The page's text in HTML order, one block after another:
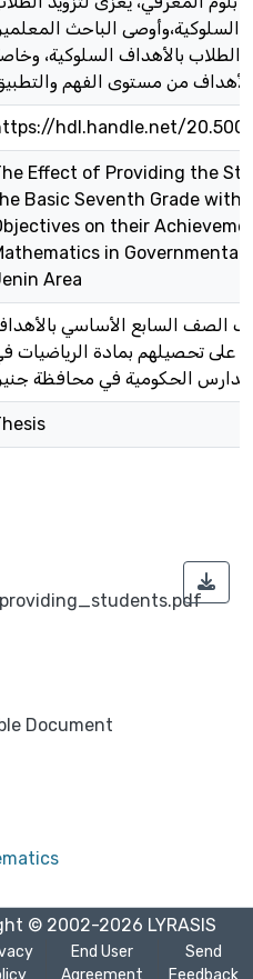
السلوكية،وأوصى الباحث
الطلاب بالأهداف السلوكية،
hdl.handle.net/
Effect of Providing the
Basic Seventh Grade with
on their
in Governmental
Area
الصف السابع الأساسي
على تحصيلهم بمادة الرياضيات
الحكومية في محافظة
Document
© 2002-2026 LYRASIS
End User
Agreement
Send
Feedback